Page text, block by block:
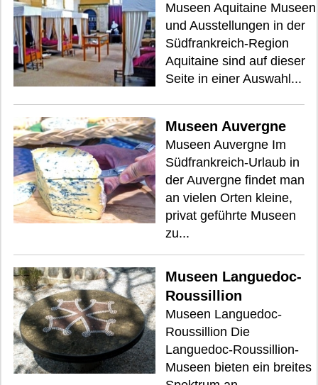
Museen Aquitaine Museen
und Ausstellungen in der
Südfrankreich-Region
Aquitaine sind auf dieser
Seite in einer Auswahl...
Museen Auvergne
Museen Auvergne Im
Südfrankreich-Urlaub in
der Auvergne findet man
an vielen Orten kleine,
privat geführte Museen
zu...
Museen Languedoc-
Roussillion
Museen Languedoc-
Roussillion Die
Languedoc-Roussillion-
Museen bieten ein breites